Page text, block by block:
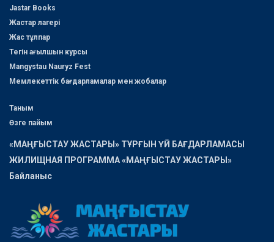
Jastar Books
Жастар лагері
Жас тұлпар
Тегін ағылшын курсы
Mangystau Nauryz Fest
Мемлекеттік бағдарламалар мен жобалар
Таным
Өзге пайым
«МАҢҒЫСТАУ ЖАСТАРЫ» ТҰРҒЫН ҮЙ БАҒДАРЛАМАСЫ
ЖИЛИЩНАЯ ПРОГРАММА «МАҢҒЫСТАУ ЖАСТАРЫ»
Байланыс